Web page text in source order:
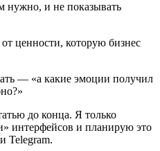
нужно, и не показывать
ценности, которую бизнес
— «а какие эмоции получил
до конца. Я только
интерфейсов и планирую это
Telegram.